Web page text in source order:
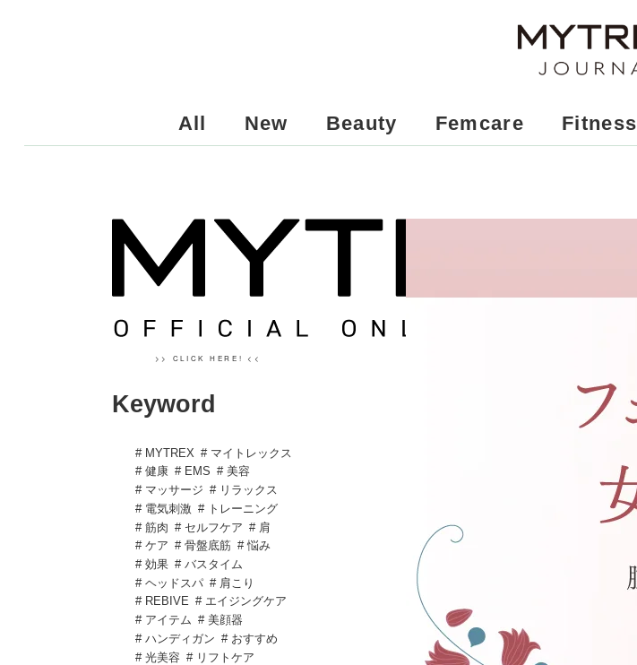
All New Beauty Femcare Fitness
>> CLICK HERE! <<
Keyword
# MYTREX # マイトレックス
# 健康 # EMS # 美容
# マッサージ # リラックス
# 電気刺激 # トレーニング
# 筋肉 # セルフケア # 肩
# ケア # 骨盤底筋 # 悩み
# 効果 # バスタイム
# ヘッドスパ # 肩こり
# REBIVE # エイジングケア
# アイテム # 美顔器
# ハンディガン # おすすめ
# 光美容 # リフトケア